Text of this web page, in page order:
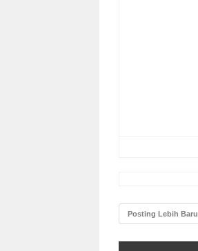
Posting Lebih Baru